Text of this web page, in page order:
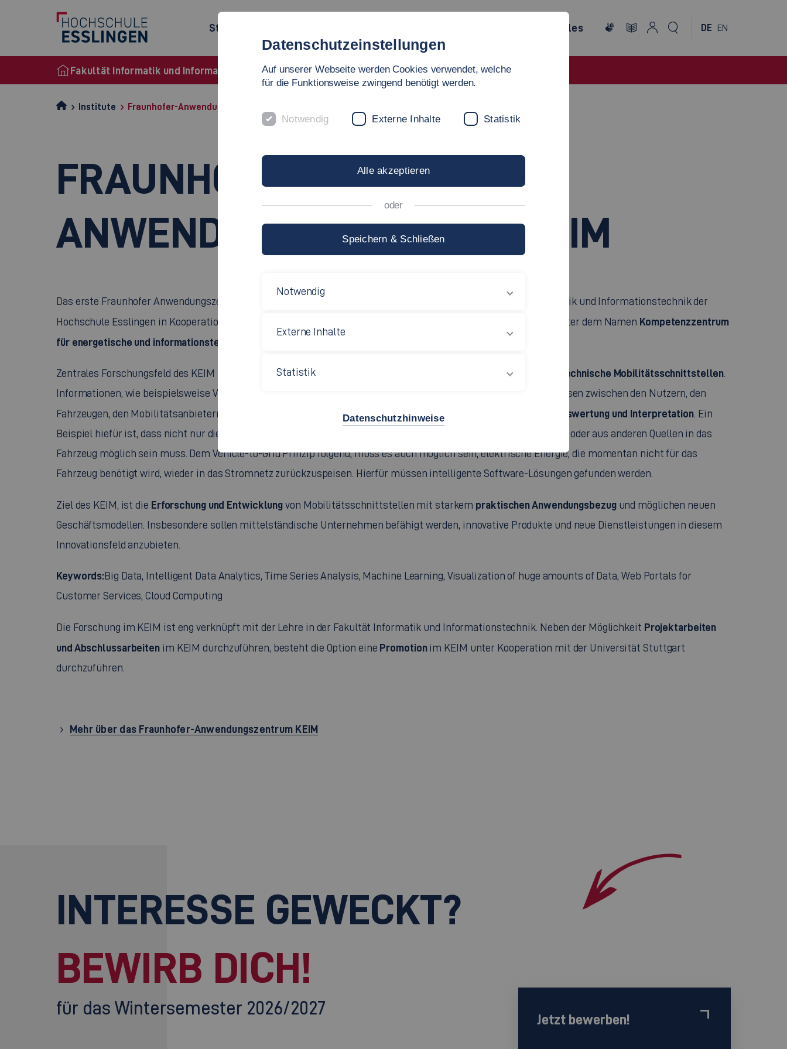
Studienangebote Internationales DE EN
Fakultät Informatik und Informationstechnik
Institute Fraunhofer-Anwendungszentrum KEIM
FRAUNHOFER-
ANWENDUNGSZENTRUM KEIM
Das erste Fraunhofer Anwendungszentrum in Baden-Württemberg wurde im September 2012 an Fakultät Informatik und Informationstechnik der
Hochschule Esslingen in Kooperation mit dem
unter dem Namen Kompetenzzentrum
für energetische und informationstechnische Mobilitätsschnittstellen (KEIM)
Zentrales Forschungsfeld des KEIM ist die Entwicklung von Softwarelösungen für energetische und informationstechnische Mobilitätsschnittstellen.
Informationen, wie beispielsweise Verkehrsdaten, Identifizierungsdaten, Präferenzen und Abrechnungsdaten müssen zwischen den Nutzern, den
Fahrzeugen, den Mobilitätsanbietern und der Infrastruktur ausgetauscht werden. Sie bedürfen außerdem einer
Auswertung und Interpretation. Ein
Beispiel hiefür ist, dass nicht nur die Speisung elektrischer Energie aus dem Energienetz, aus einer Pufferbatterie oder aus anderen Quellen in das
Fahrzeug möglich sein muss. Dem Vehicle-to-GridPrinzip folgend, muss es auch möglich sein, elektrische Energie, die momentan nicht für das
Fahrzeug benötigt wird, wieder in das Stromnetz zurückzuspeisen. Hierfür müssen intelligente Software-Lösungen gefunden werden.
Ziel des KEIM, ist die Erforschung und Entwicklung von Mobilitätsschnittstellen mit starkem praktischen Anwendungsbezugund möglichen neuen
Geschäftsmodellen. Insbesondere sollen mittelständische Unternehmen befähigt werden, innovative Produkte und neue Dienstleistungen in diesem
Innovationsfeld anzubieten.
Keywords:Big Data, Intelligent Data Analytics, Time Series Analysis, Machine Learning, Visualization of huge amounts of Data, Web Portals for
Customer Services, Cloud Computing
Die Forschung im KEIM ist eng verknüpft mit der Lehre in der Fakultät Informatik und Informationstechnik. Neben der Möglichkeit Projektarbeiten
und Abschlussarbeitenim KEIM durchzuführen, besteht die Option eine Promotionim KEIM unter Kooperation mit der Universität Stuttgart
durchzuführen.
Mehr über das Fraunhofer-Anwendungszentrum KEIM
INTERESSE GEWECKT?
BEWIRB DICH!
für das Wintersemester 2026/2027
Jetzt bewerben!
Datenschutzeinstellungen
Auf unserer Webseite werden Cookies verwendet, welche
für die Funktionsweise zwingend benötigt werden.
Notwendig Externe Inhalte Statistik
Alle akzeptieren
oder
Speichern & Schließen
Notwendig
Externe Inhalte
Statistik
Datenschutzhinweise